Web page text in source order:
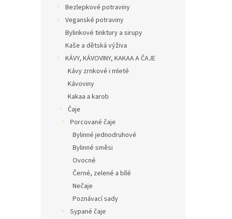
Bezlepkové potraviny
Veganské potraviny
Bylinkové tinktury a sirupy
Kaše a dětská výživa
KÁVY, KÁVOVINY, KAKAA A ČAJE
Kávy zrnkové i mleté
Kávoviny
Kakaa a karob
Čaje
Porcované čaje
Bylinné jednodruhové
Bylinné směsi
Ovocné
Černé, zelené a bílé
Nečaje
Poznávací sady
Sypané čaje